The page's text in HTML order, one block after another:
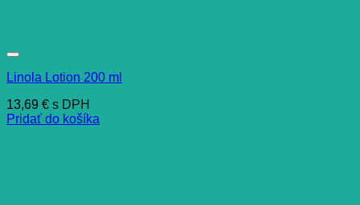
Linola Lotion 200 ml
13,69 € s DPH
Pridať do košíka